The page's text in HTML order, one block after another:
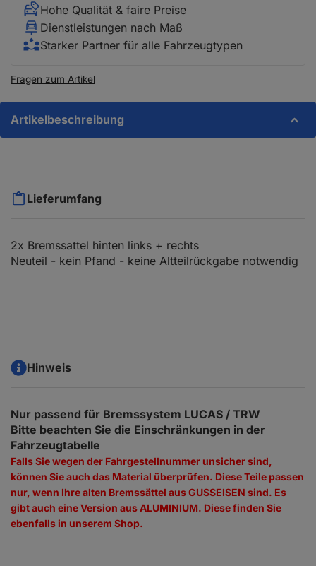
Hohe Qualität & faire Preise
Dienstleistungen nach Maß
Starker Partner für alle Fahrzeugtypen
Fragen zum Artikel
Artikelbeschreibung
Lieferumfang
2x Bremssattel hinten links + rechts
Neuteil - kein Pfand - keine Altteilrückgabe notwendig
Hinweis
Nur passend für Bremssystem LUCAS / TRW
Bitte beachten Sie die Einschränkungen in der
Fahrzeugtabelle
Falls Sie wegen der Fahrgestellnummer unsicher sind,
können Sie auch das Material überprüfen. Diese Teile passen
nur, wenn Ihre alten Bremssättel aus GUSSEISEN sind. Es
gibt auch eine Version aus ALUMINIUM. Diese finden Sie
ebenfalls in unserem Shop.